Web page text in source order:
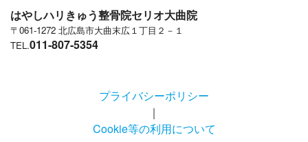
はやしハリきゅう整骨院セリオ大曲院
〒061-1272 北広島市大曲末広１丁目２－１
TEL.011-807-5354
プライバシーポリシー
｜
Cookie等の利用について